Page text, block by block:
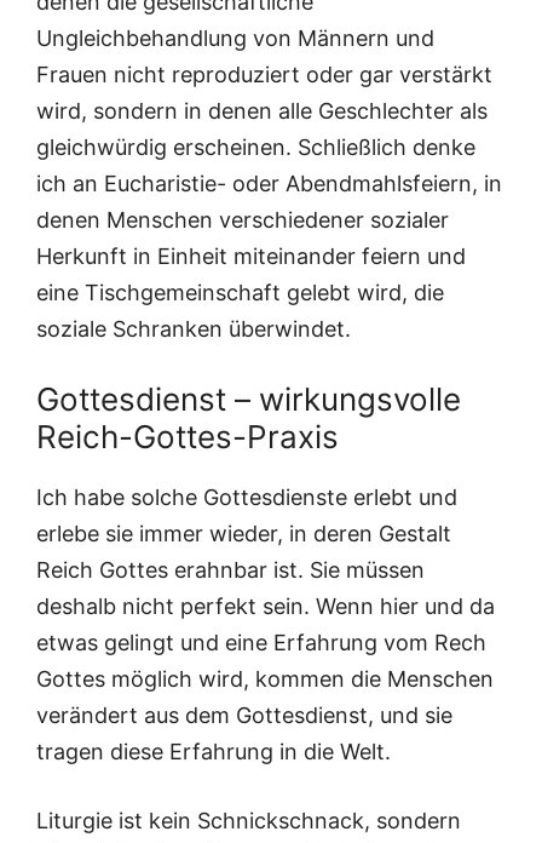
Ungleichbehandlung von Männern und
Frauen nicht reproduziert oder gar verstärkt
wird, sondern in denen alle Geschlechter als
gleichwürdig erscheinen. Schließlich denke
ich an Eucharistie- oder Abendmahlsfeiern, in
denen Menschen verschiedener sozialer
Herkunft in Einheit miteinander feiern und
eine Tischgemeinschaft gelebt wird, die
soziale Schranken überwindet.
Gottesdienst – wirkungsvolle
Reich-Gottes-Praxis
Ich habe solche Gottesdienste erlebt und
erlebe sie immer wieder, in deren Gestalt
Reich Gottes erahnbar ist. Sie müssen
deshalb nicht perfekt sein. Wenn hier und da
etwas gelingt und eine Erfahrung vom Rech
Gottes möglich wird, kommen die Menschen
verändert aus dem Gottesdienst, und sie
tragen diese Erfahrung in die Welt.
Liturgie ist kein Schnickschnack, sondern